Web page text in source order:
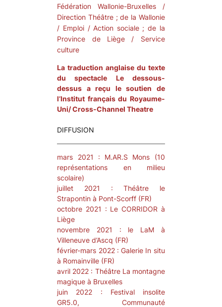
Fédération Wallonie-Bruxelles /
Direction Théâtre ; de la Wallonie
/ Emploi / Action sociale ; de la
Province de Liège / Service
culture
La traduction anglaise du texte
du spectacle Le dessous-
dessus a reçu le soutien de
l’Institut français du Royaume-
Uni/ Cross-Channel Theatre
DIFFUSION
mars 2021 : M.AR.S Mons (10
représentations en milieu
scolaire)
juillet 2021 : Théâtre le
Strapontin à Pont-Scorff (FR)
octobre 2021 : Le CORRIDOR à
Liège
novembre 2021 : le LaM à
Villeneuve d’Ascq (FR)
février-mars 2022 : Galerie In situ
à Romainville (FR)
avril 2022 : Théâtre La montagne
magique à Bruxelles
juin 2022 : Festival insolite
GR5.0, Communauté